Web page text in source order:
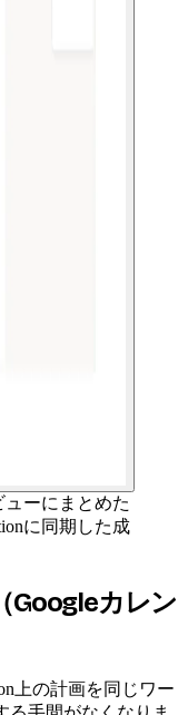
ーにまとめた
に同期した成
Googleカレン
上の計画を同じワー